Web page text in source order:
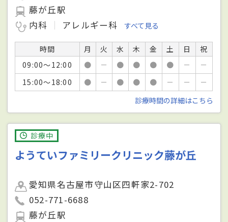
藤が丘駅
内科
アレルギー科 すべて見る
時間 月 火 水 木 金 土 日
祝
09:00～12:00
● － ● ● ● ● －
－
15:00～18:00
● － ● ● ● － －
－
診療時間の詳細はこちら
診療中
ようていファミリークリニック藤が丘
愛知県名古屋市守山区四軒家2-702
052-771-6688
藤が丘駅